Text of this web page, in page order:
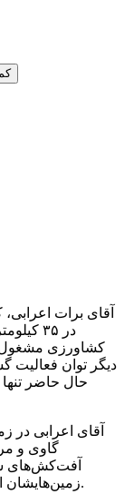
در ۳۵
دیگر توان فعالیت
حال حاضر
آقای اعرابی در
گاوی و
آفت‌کش‌های
زمین‌هایشان از خاک حاصلخیز مناطق دیگر استفاده می‌کنند.